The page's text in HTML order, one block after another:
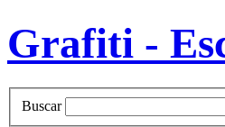
Grafiti -
Buscar